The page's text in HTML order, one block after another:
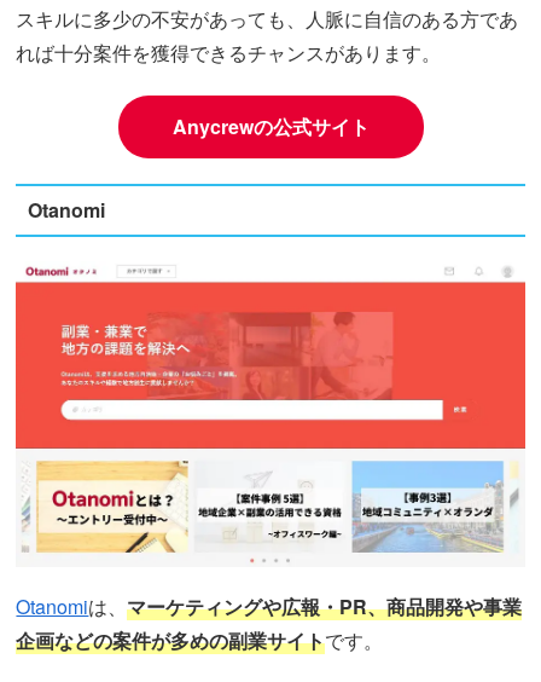
スキルに多少の不安があっても、人脈に自信のある方であ
れば十分案件を獲得できるチャンスがあります。
Anycrewの公式サイト
Otanomi
Otanomiは、マーケティングや広報・PR、商品開発や事業
企画などの案件が多めの副業サイトです。